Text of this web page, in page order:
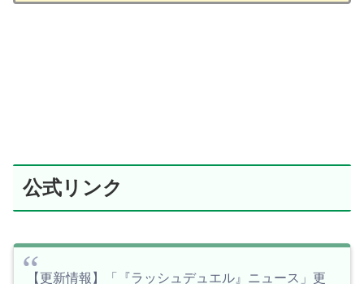
公式リンク
【更新情報】「『ラッシュデュエル』ニュース」更